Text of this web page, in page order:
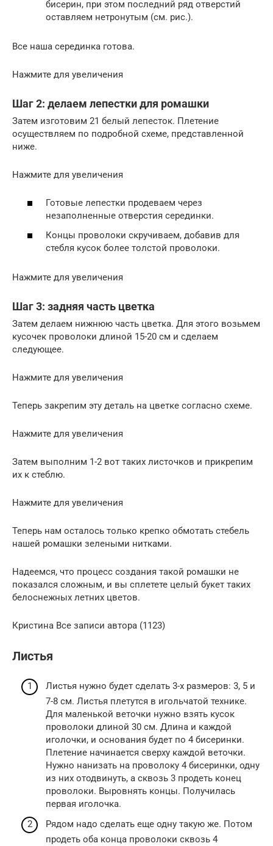
бисерин, при этом последний ряд отверстий
оставляем нетронутым (см. рис.).
Все наша серединка готова.
Нажмите для увеличения
Шаг 2: делаем лепестки для ромашки
Затем изготовим 21 белый лепесток. Плетение
осуществляем по подробной схеме, представленной
ниже.
Нажмите для увеличения
Готовые лепестки продеваем через
незаполненные отверстия серединки.
Концы проволоки скручиваем, добавив для
стебля кусок более толстой проволоки.
Нажмите для увеличения
Шаг 3: задняя часть цветка
Затем делаем нижнюю часть цветка. Для этого возьмем
кусочек проволоки длиной 15-20 см и сделаем
следующее.
Нажмите для увеличения
Теперь закрепим эту деталь на цветке согласно схеме.
Нажмите для увеличения
Затем выполним 1-2 вот таких листочков и прикрепим
их к стеблю.
Нажмите для увеличения
Теперь нам осталось только крепко обмотать стебель
нашей ромашки зелеными нитками.
Надеемся, что процесс создания такой ромашки не
показался сложным, и вы сплетете целый букет таких
белоснежных летних цветов.
Кристина Все записи автора (1123)
Листья
Листья нужно будет сделать 3-х размеров: 3, 5 и
7-8 см. Листья плетутся в игольчатой технике.
Для маленькой веточки нужно взять кусок
проволоки длиной 30 см. Длина и каждой
иголочки, и основания будет по 4 бисеринки.
Плетение начинается сверху каждой веточки.
Нужно нанизать на проволоку 4 бисеринки, одну
из них отодвинуть, а сквозь 3 продеть конец
проволоки. Выровнять концы. Получилась
первая иголочка.
Рядом надо сделать еще одну такую же. Потом
продеть оба конца проволоки сквозь 4